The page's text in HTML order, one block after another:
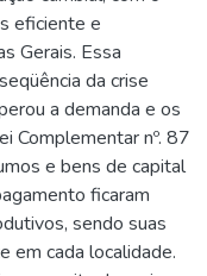
eficiente e
Gerais. Essa
da crise
a demanda e os
Complementar nº. 87
e bens de capital
ficaram
sendo suas
em cada localidade.